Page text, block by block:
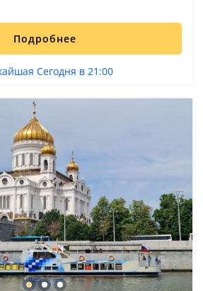
Подробнее
Сегодня в 21:00